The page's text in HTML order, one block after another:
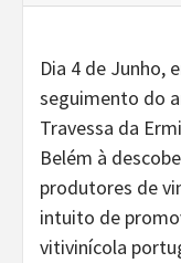
Dia 4 de Junho,
seguimento do
Travessa da
Belém à
produtores de
intuito de
vitivinícola